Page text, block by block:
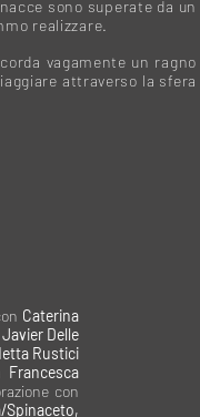
sono superate da un
realizzare.
vagamente un ragno
attraverso la sfera
Caterina
Javier Delle
Rustici
Francesca
con